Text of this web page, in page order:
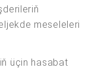
meseleleri
üçin hasabat